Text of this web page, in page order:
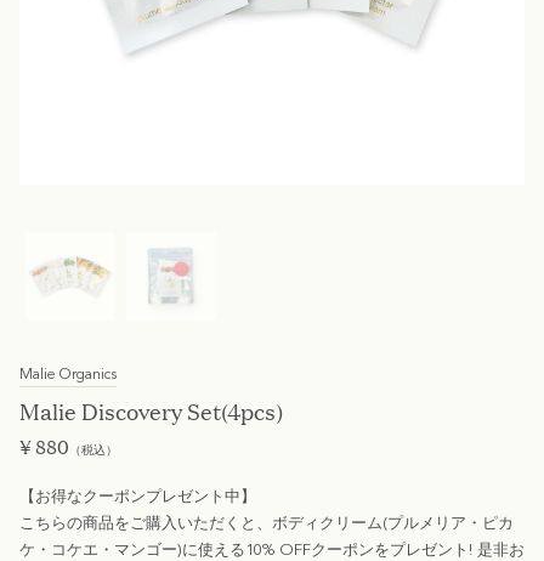
Malie Organics
Malie Discovery Set(4pcs)
¥880 （税込）
【お得なクーポンプレゼント中】
こちらの商品をご購入いただくと、ボディクリーム(プルメリア・ピカ
ケ・コケエ・マンゴー)に使える10% OFFクーポンをプレゼント! 是非お